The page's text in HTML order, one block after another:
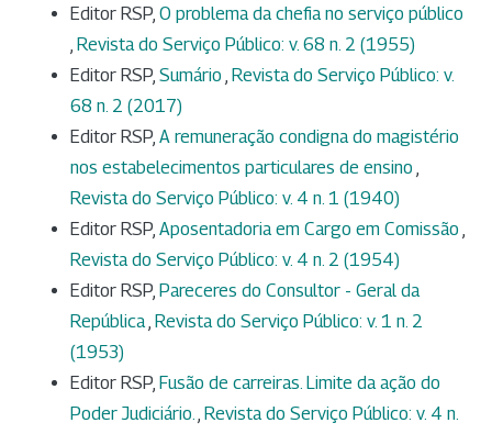
Editor RSP, O problema da chefia no serviço público
, Revista do Serviço Público: v. 68 n. 2 (1955)
Editor RSP, Sumário , Revista do Serviço Público: v.
68 n. 2 (2017)
Editor RSP, A remuneração condigna do magistério
nos estabelecimentos particulares de ensino ,
Revista do Serviço Público: v. 4 n. 1 (1940)
Editor RSP, Aposentadoria em Cargo em Comissão ,
Revista do Serviço Público: v. 4 n. 2 (1954)
Editor RSP, Pareceres do Consultor - Geral da
República, Revista do Serviço Público: v. 1 n. 2
(1953)
Editor RSP, Fusão de carreiras. Limite da ação do
Poder Judiciário., Revista do Serviço Público: v. 4 n.